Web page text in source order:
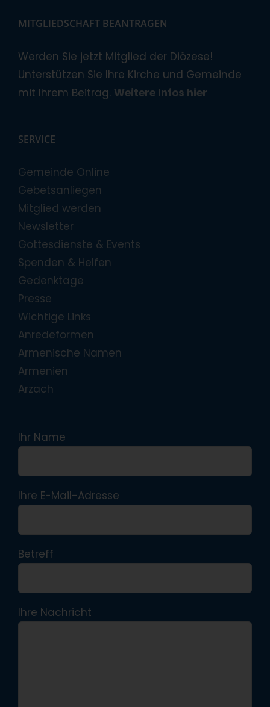
MITGLIEDSCHAFT BEANTRAGEN
Werden Sie jetzt Mitglied der Diözese!
Unterstützen Sie Ihre Kirche und Gemeinde
mit Ihrem Beitrag. Weitere Infos hier
SERVICE
Gemeinde Online
Gebetsanliegen
Mitglied werden
Newsletter
Gottesdienste & Events
Spenden & Helfen
Gedenktage
Presse
Wichtige Links
Anredeformen
Armenische Namen
Armenien
Arzach
Ihr Name
Ihre E-Mail-Adresse
Betreff
Ihre Nachricht